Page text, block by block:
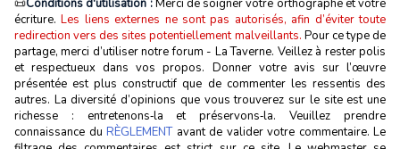
écriture.Les liens externes ne sont pas autorisés, afin d’éviter toute
redirection vers des sites potentiellement malveillants. Pour ce type de
partage, merci d’utiliser notre forum - La Taverne. Veillez à rester polis
et respectueux dans vos propos. Donner votre avis sur l’œuvre
présentée est plus constructif que de commenter les ressentis des
autres. La diversité d’opinions que vous trouverez sur le site est une
richesse : entretenons‑la et préservons‑la. Veuillez prendre
connaissance du RÈGLEMENTavant de valider votre commentaire. Le